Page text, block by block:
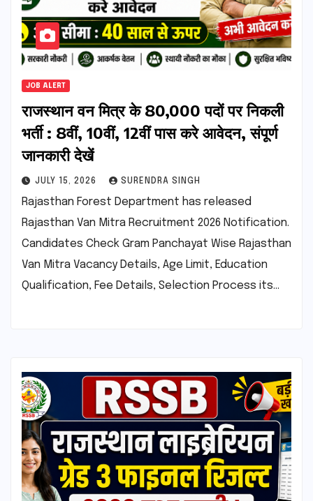
JOB ALERT
राजस्थान वन मित्र के 80,000 पदों पर निकली
भर्ती : 8वीं, 10वीं, 12वीं पास करे आवेदन, संपूर्ण
जानकारी देखें
JULY 15, 2026 SURENDRA SINGH
Rajasthan Forest Department has released
Rajasthan Van Mitra Recruitment 2026 Notification.
Candidates Check Gram Panchayat Wise Rajasthan
Van Mitra Vacancy Details, Age Limit, Education
Qualification, Fee Details, Selection Process its…